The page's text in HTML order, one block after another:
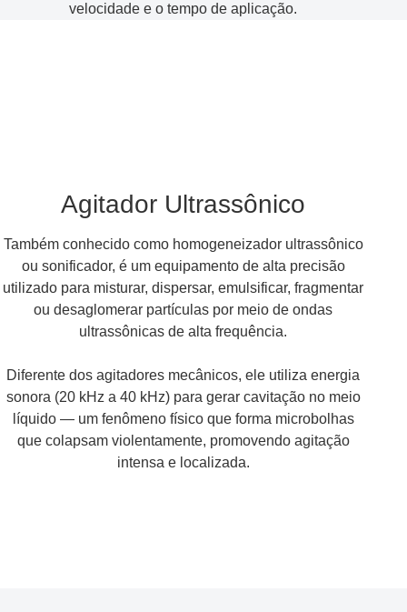
velocidade e o tempo de aplicação.
Agitador Ultrassônico
Também conhecido como homogeneizador ultrassônico
ou sonificador, é um equipamento de alta precisão
utilizado para misturar, dispersar, emulsificar, fragmentar
ou desaglomerar partículas por meio de ondas
ultrassônicas de alta frequência.
Diferente dos agitadores mecânicos, ele utiliza energia
sonora (20 kHz a 40 kHz) para gerar cavitação no meio
líquido — um fenômeno físico que forma microbolhas
que colapsam violentamente, promovendo agitação
intensa e localizada.